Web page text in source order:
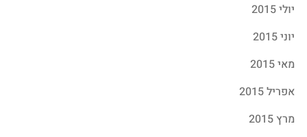
יולי 2015
יוני 2015
מאי 2015
אפריל 2015
מרץ 2015